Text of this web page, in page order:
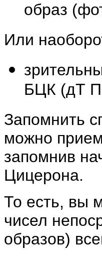
образ
Или
БЦК (дТ
Запомнить
можно
запомнив
Цицерона.
То есть, вы
чисел
образов)